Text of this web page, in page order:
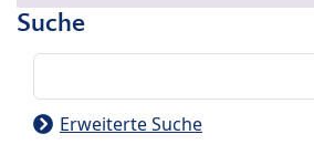
Suche
Erweiterte Suche